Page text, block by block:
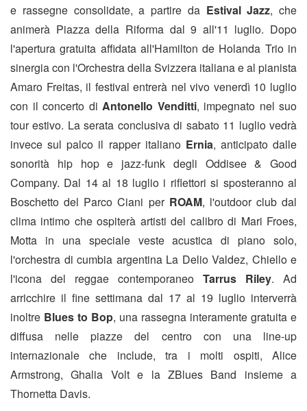
e rassegne consolidate, a partire da Estival Jazz, che
animerà Piazza della Riforma dal 9 all'11 luglio. Dopo
l'apertura gratuita affidata all'Hamilton de Holanda Trio in
sinergia con l'Orchestra della Svizzera italiana e al pianista
Amaro Freitas, il festival entrerà nel vivo venerdì 10 luglio
con il concerto di Antonello Venditti, impegnato nel suo
tour estivo. La serata conclusiva di sabato 11 luglio vedrà
invece sul palco il rapper italiano Ernia, anticipato dalle
sonorità hip hop e jazz-funk degli Oddisee & Good
Company. Dal 14 al 18 luglio i riflettori si sposteranno al
Boschetto del Parco Ciani per ROAM, l'outdoor club dal
clima intimo che ospiterà artisti del calibro di Mari Froes,
Motta in una speciale veste acustica di piano solo,
l'orchestra di cumbia argentina La Delio Valdez, Chiello e
l'icona del reggae contemporaneo Tarrus Riley. Ad
arricchire il fine settimana dal 17 al 19 luglio interverrà
inoltre Blues to Bop, una rassegna interamente gratuita e
diffusa nelle piazze del centro con una line-up
internazionale che include, tra i molti ospiti, Alice
Armstrong, Ghalia Volt e la ZBlues Band insieme a
Thornetta Davis.